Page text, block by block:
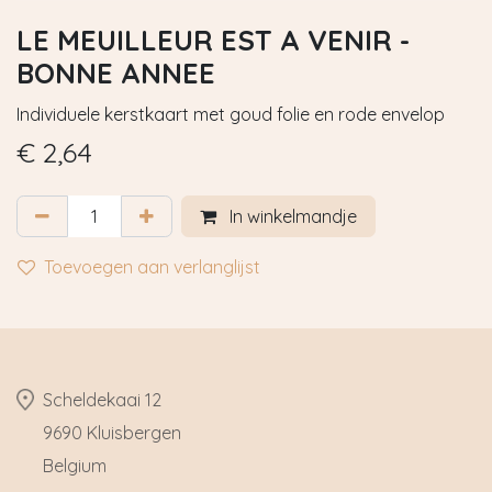
LE MEUILLEUR EST A VENIR -
BONNE ANNEE
Individuele kerstkaart met goud folie en rode envelop
€ 2,64
In winkelmandje
Toevoegen aan verlanglijst
​Scheldekaai 12
9690 Kluisbergen
​Belgium